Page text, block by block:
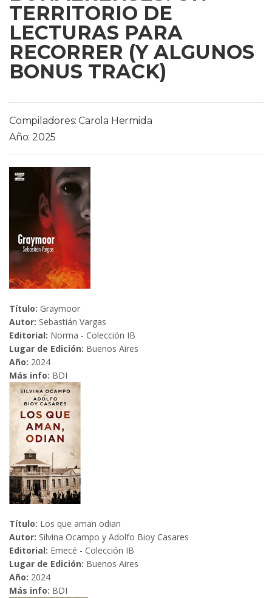
TERRITORIO DE
LECTURAS PARA
RECORRER (Y ALGUNOS
BONUS TRACK)
Compiladores: Carola Hermida
Año: 2025
Título: Graymoor
Autor: Sebastián Vargas
Editorial: Norma - Colección IB
Lugar de Edición: Buenos Aires
Año: 2024
Más info: BDI
Título: Los que aman odian
Autor: Silvina Ocampo y Adolfo Bioy Casares
Editorial: Emecé - Colección IB
Lugar de Edición: Buenos Aires
Año: 2024
Más info: BDI